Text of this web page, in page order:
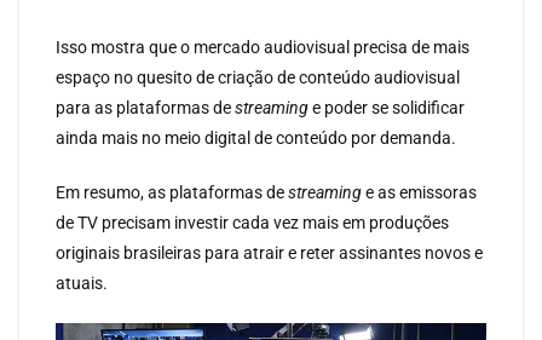
Isso mostra que o mercado audiovisual precisa de mais
espaço no quesito de criação de conteúdo audiovisual
para as plataformas destreaminge poder se solidificar
ainda mais no meio digital de conteúdo por demanda.
Em resumo, as plataformas destreaminge as emissoras
de TV precisam investir cada vez mais em produções
originais brasileiras para atrair e reter assinantes novos e
atuais.